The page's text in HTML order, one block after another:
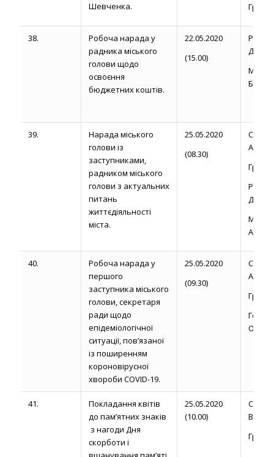
Шевченка.
Груй
38.
Робоча нарада у
радника міського
голови щодо
освоєння
бюджетних коштів.
22.05.2020
(15.00)
Д.
Б.П.
39.
Нарада міського
голови із
заступниками,
радником міського
голови з актуальних
питань
життєдіяльності
міста.
25.05.2020
(08.30)
А. М.
Д.
А.
40.
Робоча нарада у
першого
заступника міського
голови, секретаря
ради щодо
епідеміологічної
ситуації, пов’язаної
із поширенням
короновірусної
хвороби COVID-19.
25.05.2020
(09.30)
А. М.
О.М.
41.
Покладання квітів
до пам’ятних знаків
з нагоди Дня
скорботи і
25.05.2020
(10.00)
В. Б.
Груй